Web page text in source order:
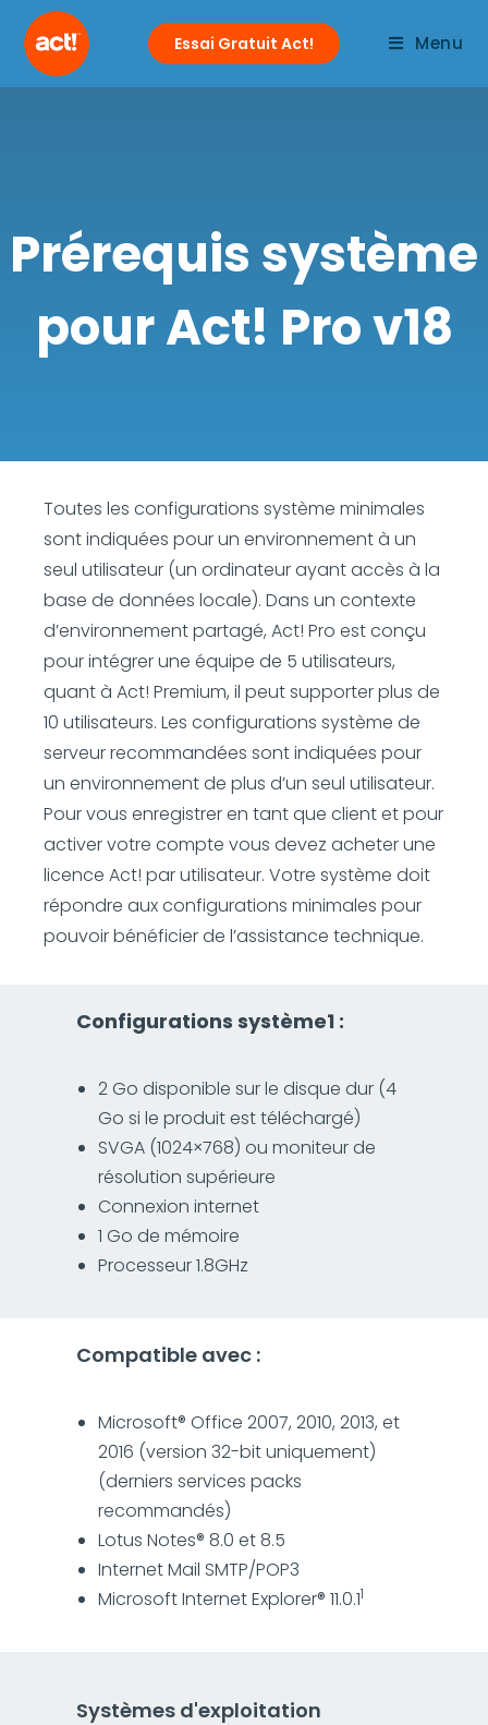
Menu
Essai Gratuit Act!
Prérequis système
pour Act! Pro v18
Toutes les configurations système minimales
sont indiquées pour un environnement à un
seul utilisateur (un ordinateur ayant accès à la
base de données locale). Dans un contexte
d’environnement partagé, Act! Pro est conçu
pour intégrer une équipe de 5 utilisateurs,
quant à Act! Premium, il peut supporter plus de
10 utilisateurs. Les configurations système de
serveur recommandées sont indiquées pour
un environnement de plus d’un seul utilisateur.
Pour vous enregistrer en tant que client et pour
activer votre compte vous devez acheter une
licence Act! par utilisateur. Votre système doit
répondre aux configurations minimales pour
pouvoir bénéficier de l’assistance technique.
Configurations système1 :
2 Go disponible sur le disque dur (4
Go si le produit est téléchargé)
SVGA (1024×768) ou moniteur de
résolution supérieure
Connexion internet
1 Go de mémoire
Processeur 1.8GHz
Compatible avec :
Microsoft® Office 2007, 2010, 2013, et
2016 (version 32-bit uniquement)
(derniers services packs
recommandés)
Lotus Notes® 8.0 et 8.5
Internet Mail SMTP/POP3
Microsoft Internet Explorer® 11.0.11
Systèmes d'exploitation